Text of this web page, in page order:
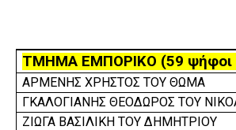
ΤΜΗΜΑ ΕΜΠΟΡΙΚΟ (59 ψήφοι
ΑΡΜΕΝΗΣ ΧΡΗΣΤΟΣ ΤΟΥ ΘΩΜΑ
ΓΚΑΛΟΓΙΑΝΗΣ ΘΕΟΔΩΡΟΣ ΤΟΥ
ΖΙΩΓΑ ΒΑΣΙΛΙΚΗ ΤΟΥ ΔΗΜΗΤΡΙΟΥ